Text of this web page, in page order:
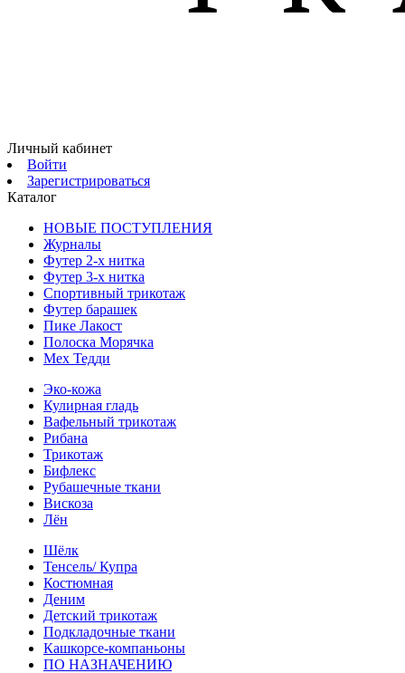
Личный кабинет
Войти
Зарегистрироваться
Каталог
НОВЫЕ ПОСТУПЛЕНИЯ
Журналы
Футер 2-х нитка
Футер 3-х нитка
Спортивный трикотаж
Футер барашек
Пике Лакост
Полоска Морячка
Мех Тедди
Эко-кожа
Кулирная гладь
Вафельный трикотаж
Рибана
Трикотаж
Бифлекс
Рубашечные ткани
Вискоза
Лён
Шёлк
Тенсель/ Купра
Костюмная
Деним
Детский трикотаж
Подкладочные ткани
Кашкорсе-компаньоны
ПО НАЗНАЧЕНИЮ